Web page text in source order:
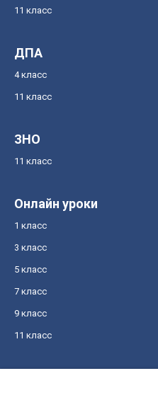
11 класс
ДПА
4 класс
11 класс
ЗНО
11 класс
Онлайн уроки
1 класс
3 класс
5 класс
7 класс
9 класс
11 класс